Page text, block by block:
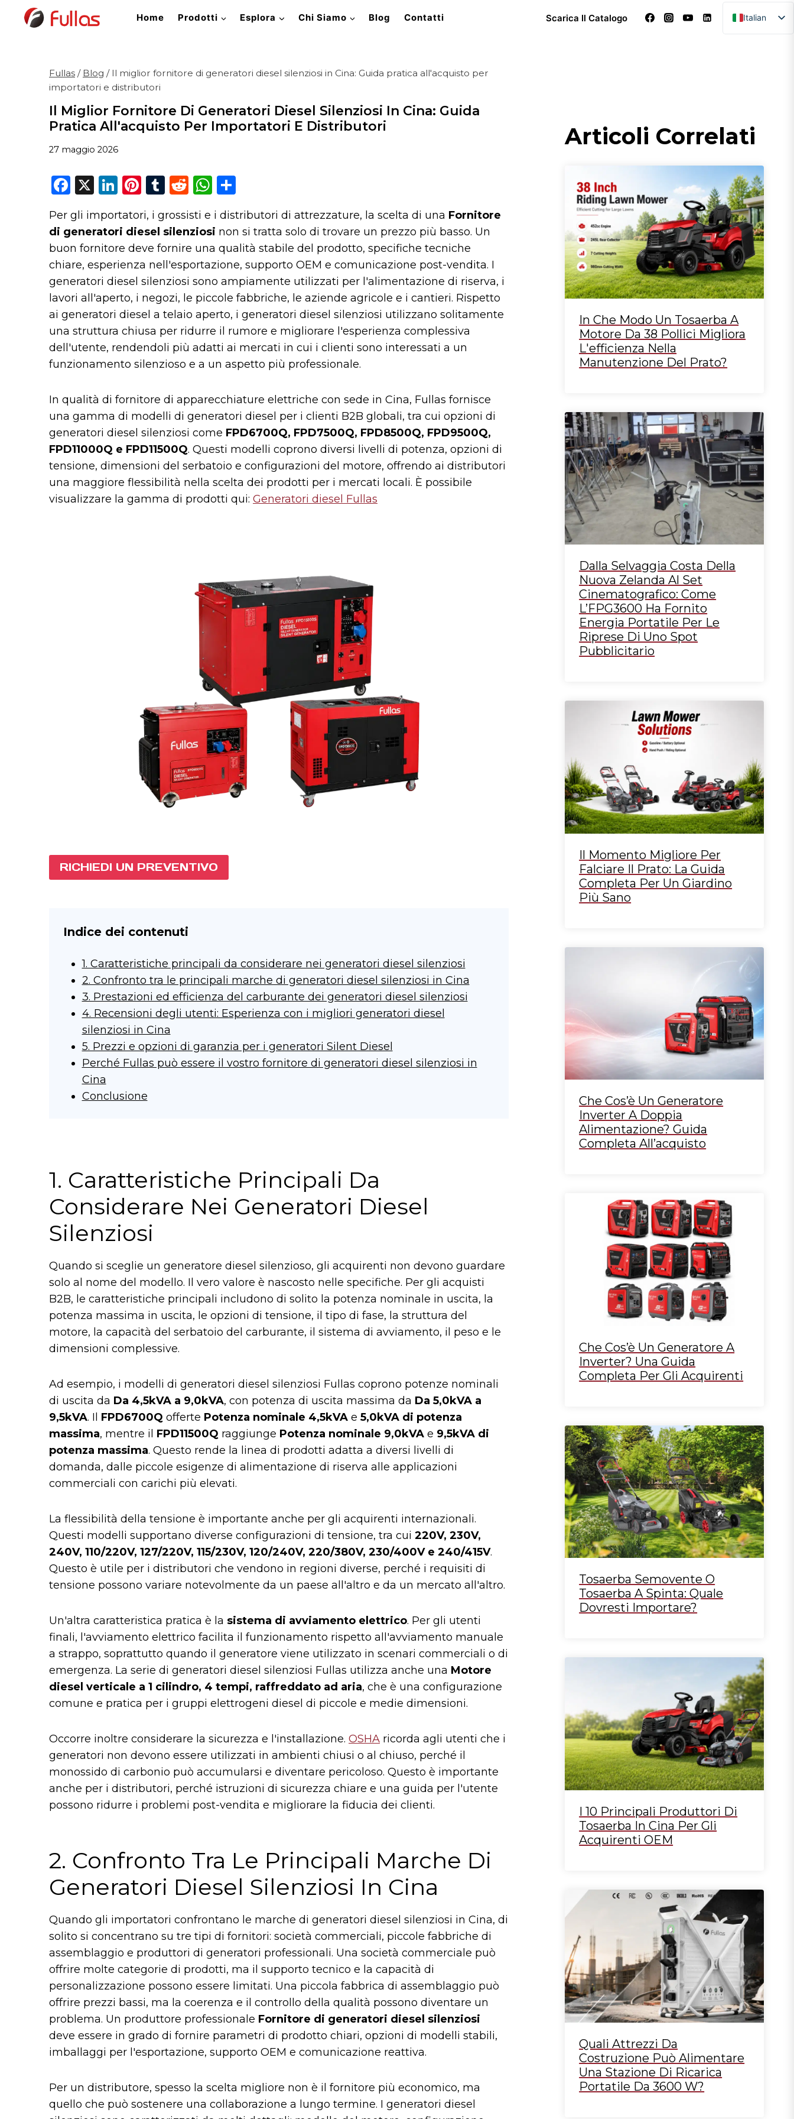
Home Prodotti Esplora Chi Siamo Blog Contatti Scarica Il Catalogo
Italian
English
Turkish
Fullas / Blog / Il miglior fornitore di generatori diesel silenziosi in Cina: Guida pratica all'acquisto per
importatori e distributori
Il Miglior Fornitore Di Generatori Diesel Silenziosi In Cina: Guida
Pratica All'acquisto Per Importatori E Distributori
27 maggio 2026
F
c
e
b
o
o
k
X
Li
k
e
dI
n
Pi
te
re
st
T
m
bl
r
R
d
di
t
W
a
ts
A
p
p
n
di
vi
di
Per gli importatori, i grossisti e i distributori di attrezzature, la scelta di una Fornitore
di generatori diesel silenziosi non si tratta solo di trovare un prezzo più basso. Un
buon fornitore deve fornire una qualità stabile del prodotto, specifiche tecniche
chiare, esperienza nell'esportazione, supporto OEM e comunicazione post-vendita. I
generatori diesel silenziosi sono ampiamente utilizzati per l'alimentazione di riserva, i
lavori all'aperto, i negozi, le piccole fabbriche, le aziende agricole e i cantieri. Rispetto
ai generatori diesel a telaio aperto, i generatori diesel silenziosi utilizzano solitamente
una struttura chiusa per ridurre il rumore e migliorare l'esperienza complessiva
dell'utente, rendendoli più adatti ai mercati in cui i clienti sono interessati a un
funzionamento silenzioso e a un aspetto più professionale.
In qualità di fornitore di apparecchiature elettriche con sede in Cina, Fullas fornisce
una gamma di modelli di generatori diesel per i clienti B2B globali, tra cui opzioni di
generatori diesel silenziosi come FPD6700Q, FPD7500Q, FPD8500Q, FPD9500Q,
FPD11000Q e FPD11500Q. Questi modelli coprono diversi livelli di potenza, opzioni di
tensione, dimensioni del serbatoio e configurazioni del motore, offrendo ai distributori
una maggiore flessibilità nella scelta dei prodotti per i mercati locali. È possibile
visualizzare la gamma di prodotti qui: Generatori diesel Fullas
RICHIEDI UN PREVENTIVO
Indice dei contenuti
1. Caratteristiche principali da considerare nei generatori diesel silenziosi
2. Confronto tra le principali marche di generatori diesel silenziosi in Cina
3. Prestazioni ed efficienza del carburante dei generatori diesel silenziosi
4. Recensioni degli utenti: Esperienza con i migliori generatori diesel
silenziosi in Cina
5. Prezzi e opzioni di garanzia per i generatori Silent Diesel
Perché Fullas può essere il vostro fornitore di generatori diesel silenziosi in
Cina
Conclusione
1. Caratteristiche Principali Da
Considerare Nei Generatori Diesel
Silenziosi
Quando si sceglie un generatore diesel silenzioso, gli acquirenti non devono guardare
solo al nome del modello. Il vero valore è nascosto nelle specifiche. Per gli acquisti
B2B, le caratteristiche principali includono di solito la potenza nominale in uscita, la
potenza massima in uscita, le opzioni di tensione, il tipo di fase, la struttura del
motore, la capacità del serbatoio del carburante, il sistema di avviamento, il peso e le
dimensioni complessive.
Ad esempio, i modelli di generatori diesel silenziosi Fullas coprono potenze nominali
di uscita da Da 4,5kVA a 9,0kVA, con potenza di uscita massima da Da 5,0kVA a
9,5kVA. Il FPD6700Q offerte Potenza nominale 4,5kVA e 5,0kVA di potenza
massima, mentre il FPD11500Q raggiunge Potenza nominale 9,0kVA e 9,5kVA di
potenza massima. Questo rende la linea di prodotti adatta a diversi livelli di
domanda, dalle piccole esigenze di alimentazione di riserva alle applicazioni
commerciali con carichi più elevati.
La flessibilità della tensione è importante anche per gli acquirenti internazionali.
Questi modelli supportano diverse configurazioni di tensione, tra cui 220V, 230V,
240V, 110/220V, 127/220V, 115/230V, 120/240V, 220/380V, 230/400V e 240/415V.
Questo è utile per i distributori che vendono in regioni diverse, perché i requisiti di
tensione possono variare notevolmente da un paese all'altro e da un mercato all'altro.
Un'altra caratteristica pratica è la sistema di avviamento elettrico. Per gli utenti
finali, l'avviamento elettrico facilita il funzionamento rispetto all'avviamento manuale
a strappo, soprattutto quando il generatore viene utilizzato in scenari commerciali o di
emergenza. La serie di generatori diesel silenziosi Fullas utilizza anche una Motore
diesel verticale a 1 cilindro, 4 tempi, raffreddato ad aria, che è una configurazione
comune e pratica per i gruppi elettrogeni diesel di piccole e medie dimensioni.
Occorre inoltre considerare la sicurezza e l'installazione. OSHA ricorda agli utenti che i
generatori non devono essere utilizzati in ambienti chiusi o al chiuso, perché il
monossido di carbonio può accumularsi e diventare pericoloso. Questo è importante
anche per i distributori, perché istruzioni di sicurezza chiare e una guida per l'utente
possono ridurre i problemi post-vendita e migliorare la fiducia dei clienti.
2. Confronto Tra Le Principali Marche Di
Generatori Diesel Silenziosi In Cina
Quando gli importatori confrontano le marche di generatori diesel silenziosi in Cina, di
solito si concentrano su tre tipi di fornitori: società commerciali, piccole fabbriche di
assemblaggio e produttori di generatori professionali. Una società commerciale può
offrire molte categorie di prodotti, ma il supporto tecnico e la capacità di
personalizzazione possono essere limitati. Una piccola fabbrica di assemblaggio può
offrire prezzi bassi, ma la coerenza e il controllo della qualità possono diventare un
problema. Un produttore professionale Fornitore di generatori diesel silenziosi
deve essere in grado di fornire parametri di prodotto chiari, opzioni di modelli stabili,
imballaggi per l'esportazione, supporto OEM e comunicazione reattiva.
Per un distributore, spesso la scelta migliore non è il fornitore più economico, ma
quello che può sostenere una collaborazione a lungo termine. I generatori diesel
Articoli Correlati
In Che Modo Un Tosaerba A
Motore Da 38 Pollici Migliora
L'efficienza Nella
Manutenzione Del Prato?
Dalla Selvaggia Costa Della
Nuova Zelanda Al Set
Cinematografico: Come
L’FPG3600 Ha Fornito
Energia Portatile Per Le
Riprese Di Uno Spot
Pubblicitario
Il Momento Migliore Per
Falciare Il Prato: La Guida
Completa Per Un Giardino
Più Sano
Che Cos’è Un Generatore
Inverter A Doppia
Alimentazione? Guida
Completa All’acquisto
Che Cos’è Un Generatore A
Inverter? Una Guida
Completa Per Gli Acquirenti
Tosaerba Semovente O
Tosaerba A Spinta: Quale
Dovresti Importare?
I 10 Principali Produttori Di
Tosaerba In Cina Per Gli
Acquirenti OEM
Quali Attrezzi Da
Costruzione Può Alimentare
Una Stazione Di Ricarica
Portatile Da 3600 W?